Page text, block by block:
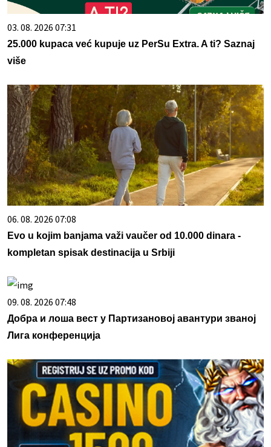
03. 08. 2026 07:31
25.000 kupaca već kupuje uz PerSu Extra. A ti? Saznaj
više
06. 08. 2026 07:08
Evo u kojim banjama važi vaučer od 10.000 dinara -
kompletan spisak destinacija u Srbiji
09. 08. 2026 07:48
Добра и лоша вест у Партизановој авантури званој
Лига конференција